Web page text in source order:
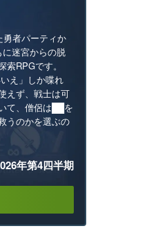
勇者パーティか
迷宮からの脱
RPGです。
え」しか喋れ
えず、戦士は可
て、僧侶は██を
うのかを選ぶの
年第4四半期